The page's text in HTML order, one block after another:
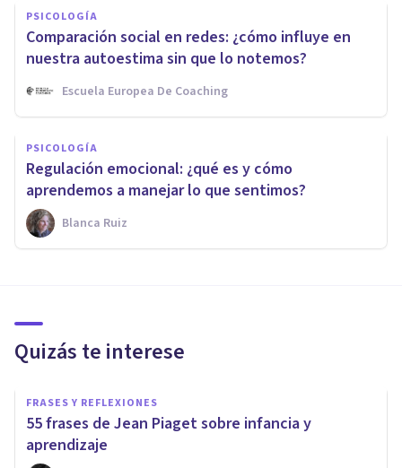
PSICOLOGÍA
Comparación social en redes: ¿cómo influye en
nuestra autoestima sin que lo notemos?
Escuela Europea De Coaching
PSICOLOGÍA
Regulación emocional: ¿qué es y cómo
aprendemos a manejar lo que sentimos?
Blanca Ruiz
Quizás te interese
FRASES Y REFLEXIONES
55 frases de Jean Piaget sobre infancia y
aprendizaje